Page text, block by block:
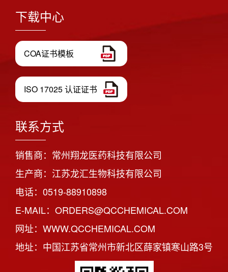
下载中心
COA证书模板
ISO 17025 认证证书
联系方式
销售商：常州翔龙医药科技有限公司
生产商：江苏龙汇生物科技有限公司
电话：0519-88910898
E-MAIL：ORDERS@QCCHEMICAL.COM
网址：WWW.QCCHEMICAL.COM
地址：中国江苏省常州市新北区薛家镇寒山路3号